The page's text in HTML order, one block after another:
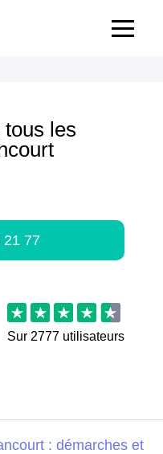
tous les
21 77
Sur 2777 utilisateurs
: démarches et